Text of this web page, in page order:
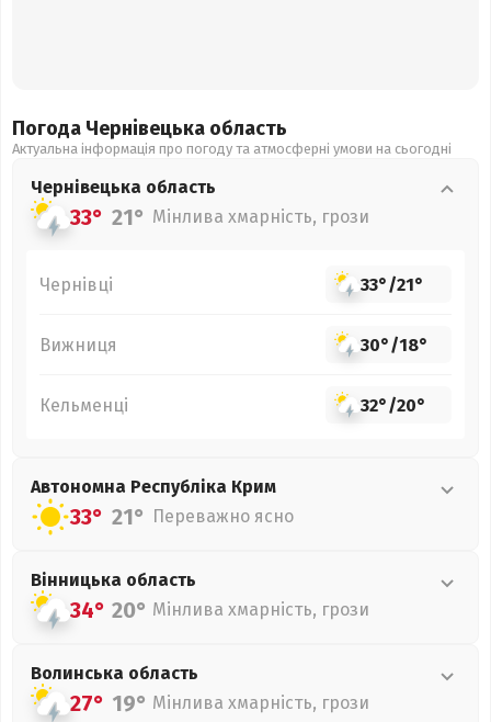
Погода Чернівецька область
Актуальна інформація про погоду та атмосферні умови на сьогодні
Чернівецька область
33° 21° Мінлива хмарність, грози
Чернівці 33°/21°
Вижниця 30°/18°
Кельменці 32°/20°
Автономна Республіка Крим
33° 21° Переважно ясно
Вінницька область
34° 20° Мінлива хмарність, грози
Волинська область
27° 19° Мінлива хмарність, грози